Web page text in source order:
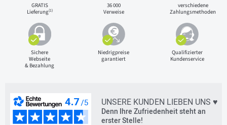
GRATIS
Lieferung(1)
36 000
Verweise
verschiedene
Zahlungsmethoden
Sichere
Webseite
& Bezahlung
Niedrigpreise
garantiert
Qualifizierter
Kundenservice
UNSERE KUNDEN LIEBEN UNS ♥
Denn Ihre Zufriedenheit steht an
erster Stelle!